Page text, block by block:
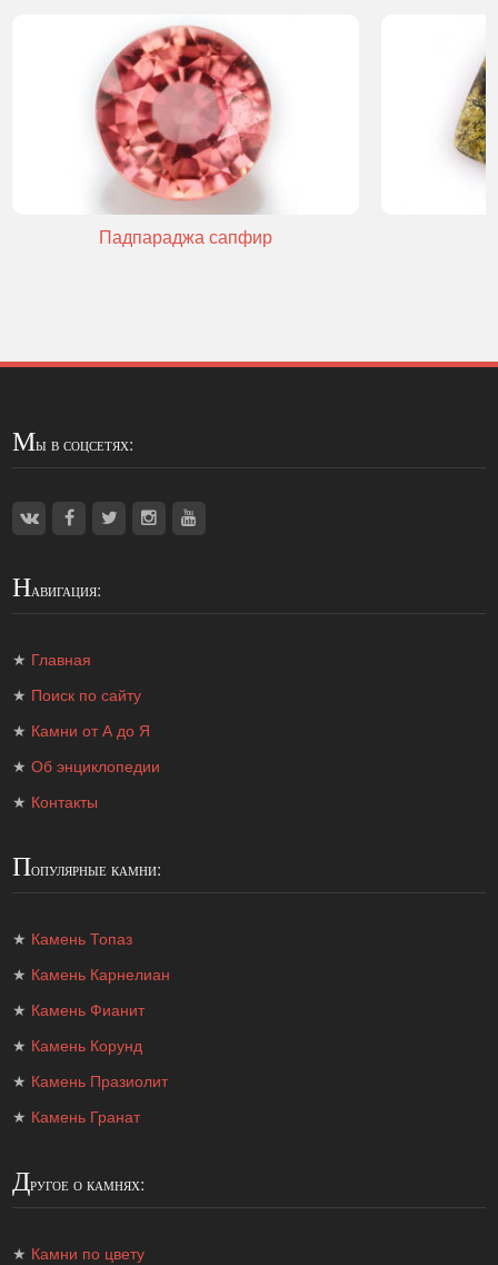
Падпараджа сапфир
Мы в соцсетях:
Навигация:
★ Главная
★ Поиск по сайту
★ Камни от А до Я
★Об энциклопедии
★ Контакты
Популярные камни:
★ Камень Топаз
★ Камень Карнелиан
★ Камень Фианит
★ Камень Корунд
★ Камень Празиолит
★ Камень Гранат
Другое о камнях:
★ Камни по цвету